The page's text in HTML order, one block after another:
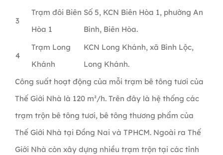
3
Trạm đôi Biên
Hòa 1
Số 5, KCN Biên Hòa 1, phường An
Bình, Biên Hòa.
4
Trạm Long
Khánh
KCN Long Khánh, xã Bình Lộc,
Long Khánh.
Công suất hoạt động của mỗi trạm bê tông tươi của
Thế Giới Nhà là 120 m²/h. Trên đây là hệ thống các
trạm trộn bê tông tươi, bê tông thương phẩm của
Thế Giới Nhà tại Đồng Nai và TPHCM. Ngoài ra Thế
Giới Nhà còn xây dựng nhiều trạm trộn tại các tỉnh